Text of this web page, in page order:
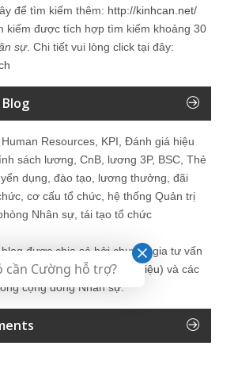
để tìm kiếm thêm: http://kinhcan.net/
kiếm được tích hợp tìm kiếm khoảng 30
sự. Chi tiết vui lòng click tại đây:
Resources, KPI, Đánh giá hiệu
sách lương, CnB, lương 3P, BSC, Thẻ
dụng, đào tạo, lương thưởng, đãi
cơ cấu tổ chức, hệ thống Quản trị
Nhân sự, tái tạo tổ chức
được chia sẻ bởi chuyên gia tư vấn
Hùng Cường (giới thiệu) và các
cộng đồng Nhân sự.
cần Cường hỗ trợ?